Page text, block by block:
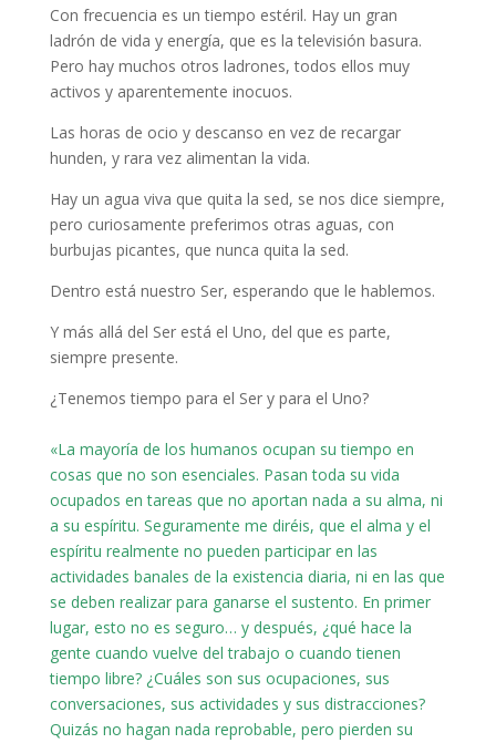
Con frecuencia es un tiempo estéril. Hay un gran
ladrón de vida y energía, que es la televisión basura.
Pero hay muchos otros ladrones, todos ellos muy
activos y aparentemente inocuos.
Las horas de ocio y descanso en vez de recargar
hunden, y rara vez alimentan la vida.
Hay un agua viva que quita la sed, se nos dice siempre,
pero curiosamente preferimos otras aguas, con
burbujas picantes, que nunca quita la sed.
Dentro está nuestro Ser, esperando que le hablemos.
Y más allá del Ser está el Uno, del que es parte,
siempre presente.
¿Tenemos tiempo para el Ser y para el Uno?
«La mayoría de los humanos ocupan su tiempo en
cosas que no son esenciales. Pasan toda su vida
ocupados en tareas que no aportan nada a su alma, ni
a su espíritu. Seguramente me diréis, que el alma y el
espíritu realmente no pueden participar en las
actividades banales de la existencia diaria, ni en las que
se deben realizar para ganarse el sustento. En primer
lugar, esto no es seguro… y después, ¿qué hace la
gente cuando vuelve del trabajo o cuando tienen
tiempo libre? ¿Cuáles son sus ocupaciones, sus
conversaciones, sus actividades y sus distracciones?
Quizás no hagan nada reprobable, pero pierden su